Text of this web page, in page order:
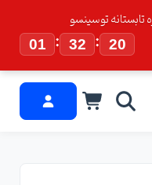
توسینسو
01
: 32 : 20